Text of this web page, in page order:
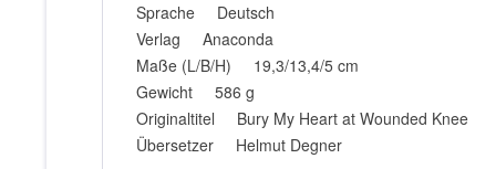
Sprache Deutsch
Verlag Anaconda
Maße (L/B/H) 19,3/13,4/5 cm
Gewicht 586 g
Originaltitel Bury My Heart at Wounded Knee
Übersetzer Helmut Degner